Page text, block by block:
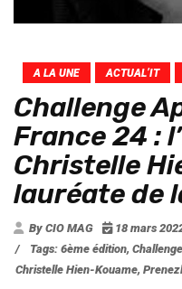
A LA UNE ACTUAL’IT
Challenge
France 24 :
Christelle
lauréate de
By CIO MAG
18 mars
/
Tags: 6ème édition,
Christelle Hien-Kouame,